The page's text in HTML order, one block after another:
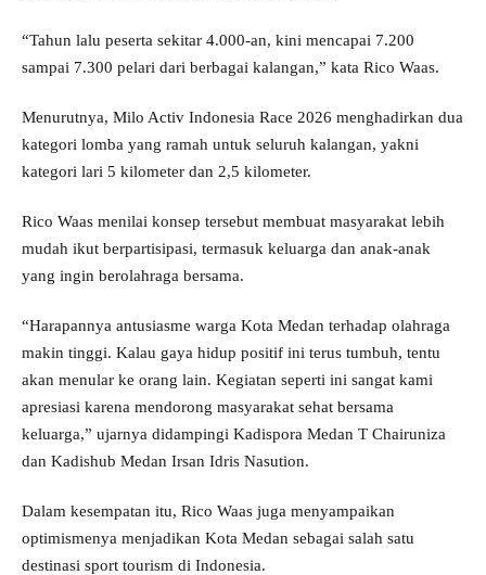
“Tahun lalu peserta sekitar 4.000-an, kini mencapai 7.200
sampai 7.300 pelari dari berbagai kalangan,” kata Rico Waas.
Menurutnya, Milo Activ Indonesia Race 2026 menghadirkan dua
kategori lomba yang ramah untuk seluruh kalangan, yakni
kategori lari 5 kilometer dan 2,5 kilometer.
Rico Waas menilai konsep tersebut membuat masyarakat lebih
mudah ikut berpartisipasi, termasuk keluarga dan anak-anak
yang ingin berolahraga bersama.
“Harapannya antusiasme warga Kota Medan terhadap olahraga
makin tinggi. Kalau gaya hidup positif ini terus tumbuh, tentu
akan menular ke orang lain. Kegiatan seperti ini sangat kami
apresiasi karena mendorong masyarakat sehat bersama
keluarga,” ujarnya didampingi Kadispora Medan T Chairuniza
dan Kadishub Medan Irsan Idris Nasution.
Dalam kesempatan itu, Rico Waas juga menyampaikan
optimismenya menjadikan Kota Medan sebagai salah satu
destinasi sport tourism di Indonesia.